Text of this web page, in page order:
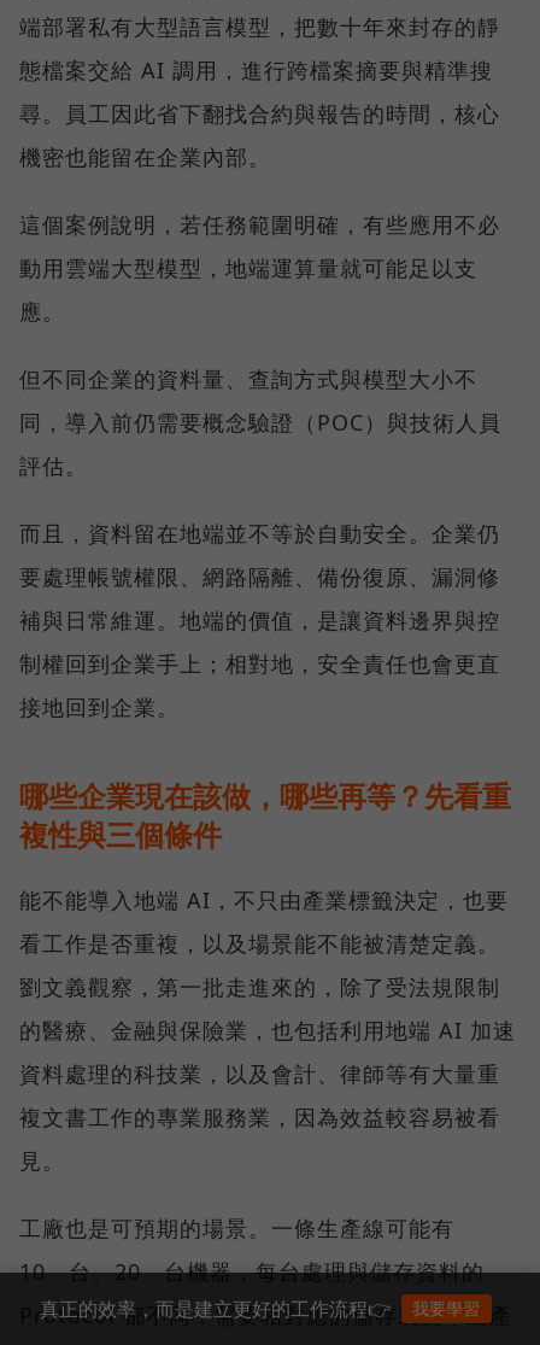
端部署私有大型語言模型，把數十年來封存的靜
態檔案交給 AI 調用，進行跨檔案摘要與精準搜
尋。員工因此省下翻找合約與報告的時間，核心
機密也能留在企業內部。
這個案例說明，若任務範圍明確，有些應用不必
動用雲端大型模型，地端運算量就可能足以支
應。
但不同企業的資料量、查詢方式與模型大小不
同，導入前仍需要概念驗證（POC）與技術人員
評估。
而且，資料留在地端並不等於自動安全。企業仍
要處理帳號權限、網路隔離、備份復原、漏洞修
補與日常維運。地端的價值，是讓資料邊界與控
制權回到企業手上；相對地，安全責任也會更直
接地回到企業。
哪些企業現在該做，哪些再等？先看重
複性與三個條件
能不能導入地端 AI，不只由產業標籤決定，也要
看工作是否重複，以及場景能不能被清楚定義。
劉文義觀察，第一批走進來的，除了受法規限制
的醫療、金融與保險業，也包括利用地端 AI 加速
資料處理的科技業，以及會計、律師等有大量重
複文書工作的專業服務業，因為效益較容易被看
見。
工廠也是可預期的場景。一條生產線可能有
10 台、20 台機器，每台處理與儲存資料的
Protocol 都不同，需要相對應的儲存裝置；生產
真正的效率，而是建立更好的工作流程👉 我要學習